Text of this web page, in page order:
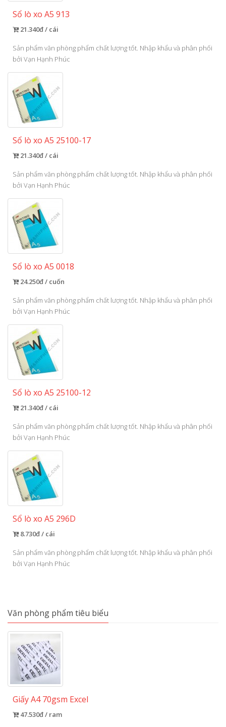
Sổ lò xo A5 913
21.340đ / cái
Sản phẩm văn phòng phẩm chất lượng tốt. Nhập khẩu và phân phối
bởi Vạn Hạnh Phúc
Sổ lò xo A5 25100-17
21.340đ / cái
Sản phẩm văn phòng phẩm chất lượng tốt. Nhập khẩu và phân phối
bởi Vạn Hạnh Phúc
Sổ lò xo A5 0018
24.250đ / cuốn
Sản phẩm văn phòng phẩm chất lượng tốt. Nhập khẩu và phân phối
bởi Vạn Hạnh Phúc
Sổ lò xo A5 25100-12
21.340đ / cái
Sản phẩm văn phòng phẩm chất lượng tốt. Nhập khẩu và phân phối
bởi Vạn Hạnh Phúc
Sổ lò xo A5 296D
8.730đ / cái
Sản phẩm văn phòng phẩm chất lượng tốt. Nhập khẩu và phân phối
bởi Vạn Hạnh Phúc
Văn phòng phẩm tiêu biểu
Giấy A4 70gsm Excel
47.530đ / ram